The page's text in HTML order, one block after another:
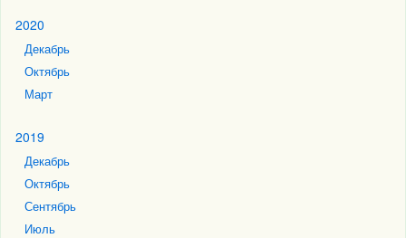
2020
Декабрь
Октябрь
Март
2019
Декабрь
Октябрь
Сентябрь
Июль